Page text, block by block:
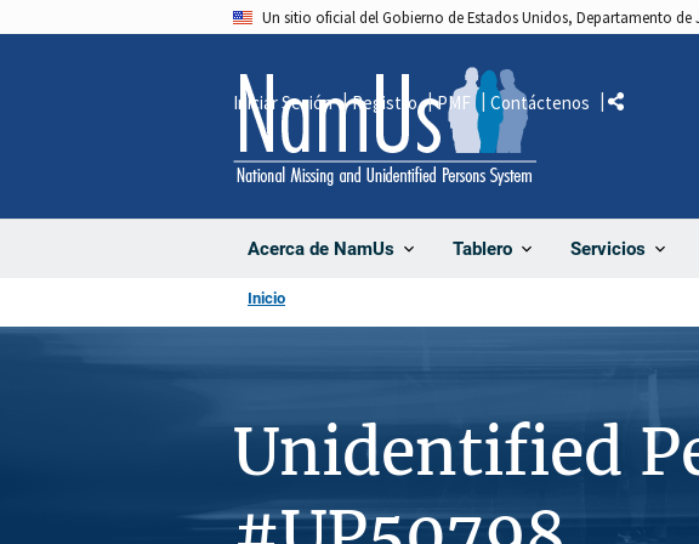
Un sitio oficial del Gobierno de Estados Unidos, Departamento de
Acerca de NamUs Tablero Servicios
Iniciar Sesión Registro PMF Contáctenos Comparte
Inicio
Unidentified